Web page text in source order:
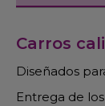
Carros
Diseñados
Entrega de